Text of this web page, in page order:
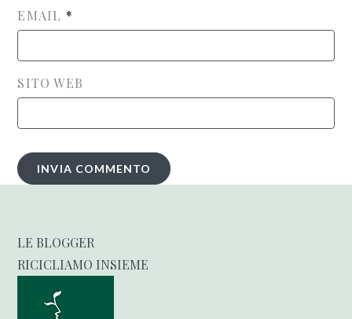
EMAIL *
SITO WEB
LE BLOGGER
RICICLIAMO INSIEME